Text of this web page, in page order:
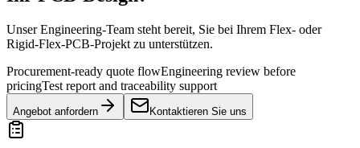
Unser Engineering-Team steht bereit, Sie bei Ihrem Flex- oder
Rigid-Flex-PCB-Projekt zu unterstützen.
Procurement-ready quote flowEngineering review before
pricingTest report and traceability support
Angebot anfordern Kontaktieren Sie uns